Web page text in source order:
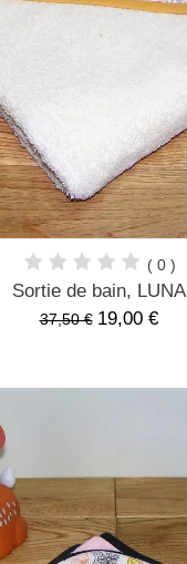
( 0 )
Sortie de bain, LUNA
37,50 € 19,00 €